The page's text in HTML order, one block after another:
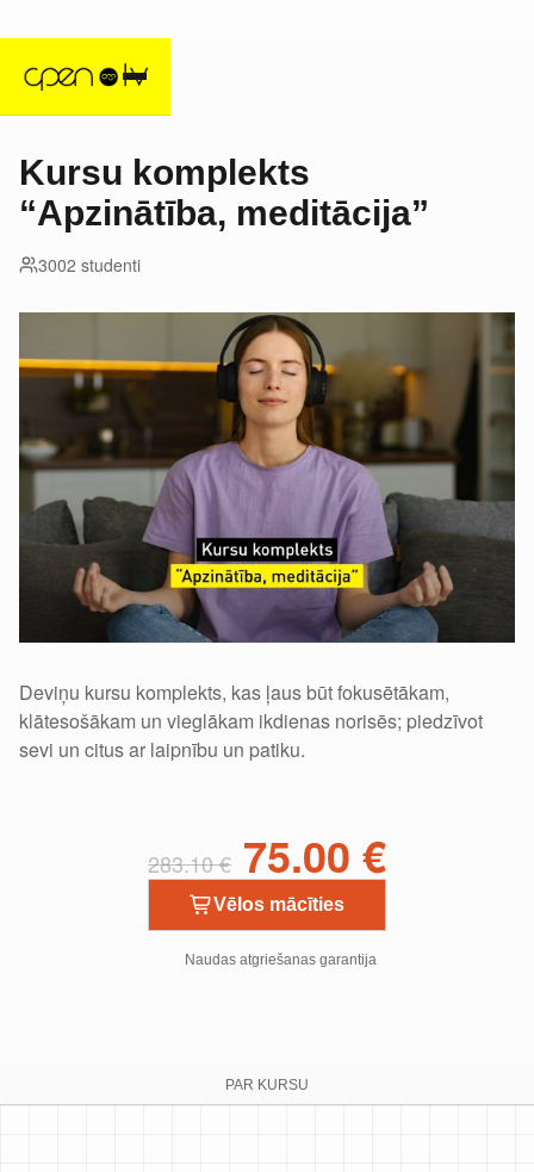
Kursu komplekts
“Apzinātība, meditācija”
3002 studenti
Deviņu kursu komplekts, kas ļaus būt fokusētākam,
klātesošākam un vieglākam ikdienas norisēs; piedzīvot
sevi un citus ar laipnību un patiku.
283.10€ 75.00 €
Vēlos mācīties
Naudas atgriešanas garantija
PAR KURSU